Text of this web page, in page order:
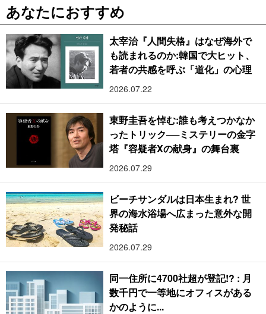
あなたにおすすめ
太宰治『人間失格』はなぜ海外で
も読まれるのか:韓国で大ヒット、
若者の共感を呼ぶ「道化」の心理
2026.07.22
東野圭吾を悼む:誰も考えつかなか
ったトリック──ミステリーの金字
塔『容疑者Xの献身』の舞台裏
2026.07.29
ビーチサンダルは日本生まれ? 世
界の海水浴場へ広まった意外な開
発秘話
2026.07.29
同一住所に4700社超が登記!? : 月
数千円で一等地にオフィスがある
かのように...